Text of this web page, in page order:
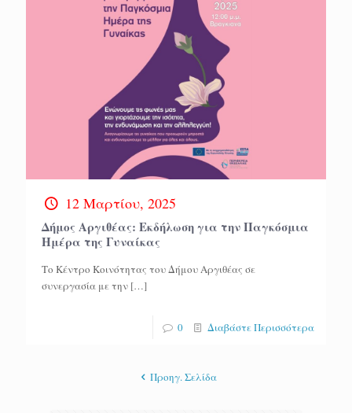
12 Μαρτίου, 2025
Δήμος Αργιθέας: Εκδήλωση για την Παγκόσμια
Ημέρα της Γυναίκας
Το Κέντρο Κοινότητας του Δήμου Αργιθέας σε
συνεργασία με την […]
0 Διαβάστε Περισσότερα
Προηγ. Σελίδα